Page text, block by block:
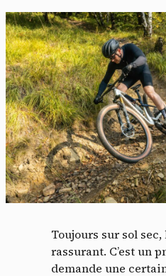
Toujours sur sol
rassurant. C’est un
demande une